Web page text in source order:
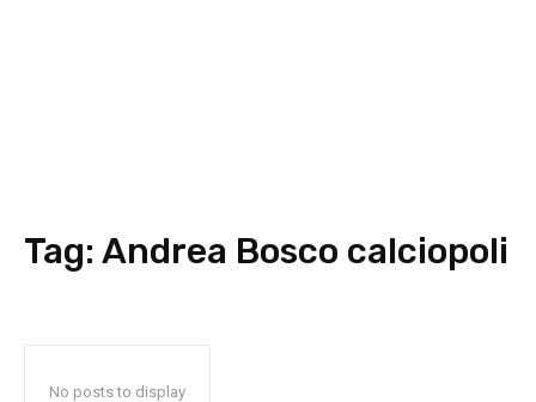
Tag: Andrea Bosco calciopoli
No posts to display